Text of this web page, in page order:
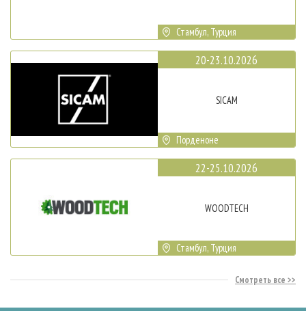
Стамбул, Турция
20-23.10.2026
SICAM
Порденоне
22-25.10.2026
WOODTECH
Стамбул, Турция
Смотреть все